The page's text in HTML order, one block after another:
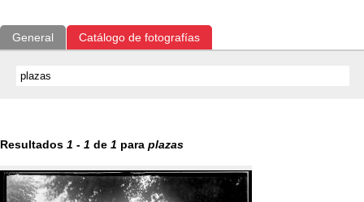
General Catálogo de fotografías
Resultados 1 - 1 de 1 para plazas